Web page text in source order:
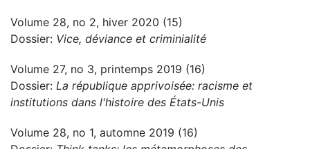
Volume 28, no 2, hiver 2020 (15)
Dossier: Vice, déviance et criminialité
Volume 27, no 3, printemps 2019 (16)
Dossier: La république apprivoisée: racisme et
institutions dans l'histoire des États-Unis
Volume 28, no 1, automne 2019 (16)